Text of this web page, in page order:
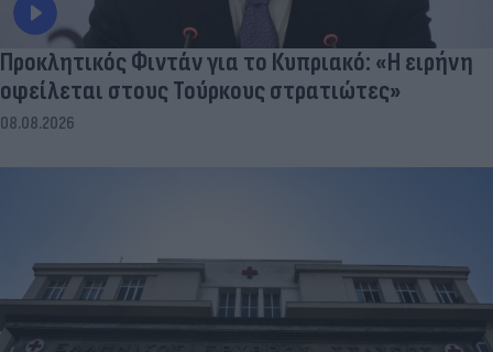
Προκλητικός Φιντάν για το Κυπριακό: «Η ειρήνη
οφείλεται στους Τούρκους στρατιώτες»
08.08.2026